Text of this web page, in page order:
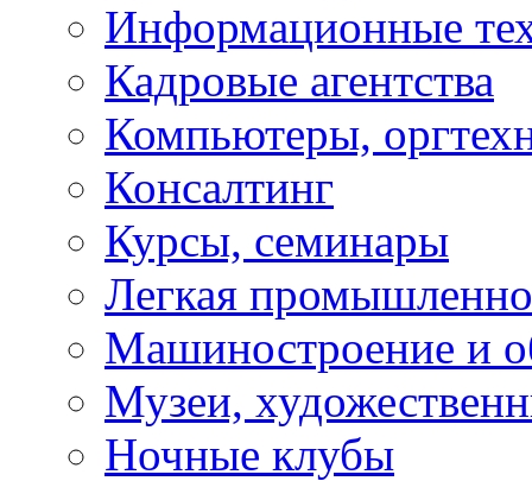
Информационные
Кадровые агентства
Компьютеры,
Консалтинг
Курсы, семинары
Легкая
Машиностроение и
Музеи,
Ночные клубы